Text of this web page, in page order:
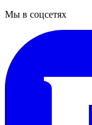
Мы в соцсетях